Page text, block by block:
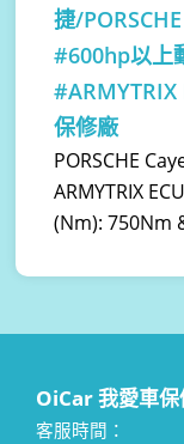
捷/
#600hp以上
#ARMYTRIX
保修廠
PORSCHE
ARMYTRIX
(Nm): 750Nm
OiCar 我愛車
客服時間：